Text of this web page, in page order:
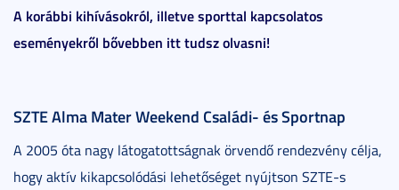
A korábbi kihívásokról, illetve sporttal kapcsolatos
eseményekről bővebben itt tudsz olvasni!
SZTE Alma Mater Weekend Családi- és Sportnap
A 2005 óta nagy látogatottságnak örvendő rendezvény célja,
hogy aktív kikapcsolódási lehetőséget nyújtson SZTE-s